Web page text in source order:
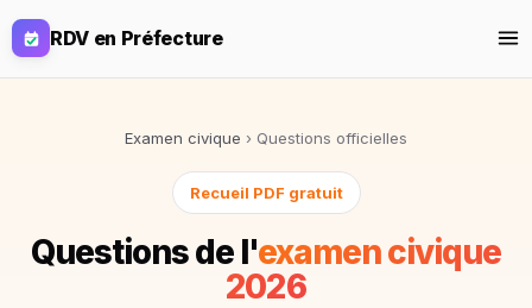
RDV en Préfecture
Créer mon alerte
Examen Civique 2026
Simulation d'examen
TCF
Examen civique › Questions officielles
Recueil PDF gratuit
Questions de l'examen civique
2026